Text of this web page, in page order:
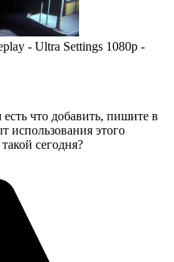
- Ultra Settings 1080p -
что добавить, пишите в
использования этого
сегодня?